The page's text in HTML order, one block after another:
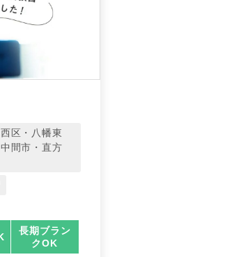
区・八幡東
間市・直方
長期ブラン
クOK